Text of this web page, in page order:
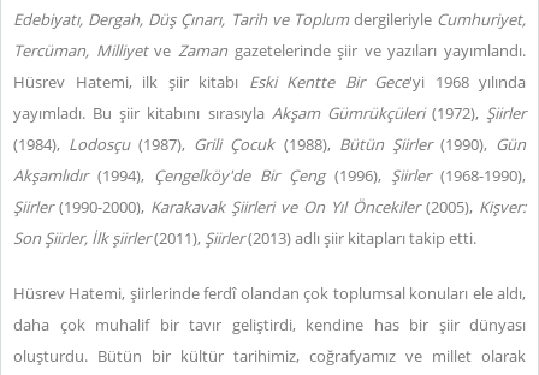
Edebiyatı, Dergah, Düş Çınarı, Tarih ve Toplumdergileriyle Cumhuriyet,
Tercüman, Milliyetve Zaman gazetelerinde şiir ve yazıları yayımlandı.
Hüsrev Hatemi, ilk şiir kitabı Eski Kentte Bir Gece'yi 1968 yılında
yayımladı. Bu şiir kitabını sırasıyla Akşam Gümrükçüleri(1972), Şiirler
(1984), Lodosçu(1987), Grili Çocuk(1988), Bütün Şiirler(1990), Gün
Akşamlıdır(1994), Çengelköy'de Bir Çeng(1996), Şiirler (1968-1990),
Şiirler(1990-2000), Karakavak Şiirleri ve On Yıl Öncekiler(2005), Kişver:
Son Şiirler, İlk şiirler(2011), Şiirler(2013) adlı şiir kitapları takip etti.
Hüsrev Hatemi, şiirlerinde ferdî olandan çok toplumsal konuları ele aldı,
daha çok muhalif bir tavır geliştirdi, kendine has bir şiir dünyası
oluşturdu. Bütün bir kültür tarihimiz, coğrafyamız ve millet olarak